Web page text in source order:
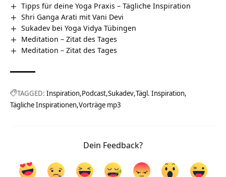
Tipps für deine Yoga Praxis – Tägliche Inspiration
Shri Ganga Arati mit Vani Devi
Sukadev bei Yoga Vidya Tübingen
Meditation – Zitat des Tages
Meditation – Zitat des Tages
TAGGED: Inspiration Podcast Sukadev Tägl. Inspiration
Tägliche Inspirationen Vorträge mp3
Dein Feedback?